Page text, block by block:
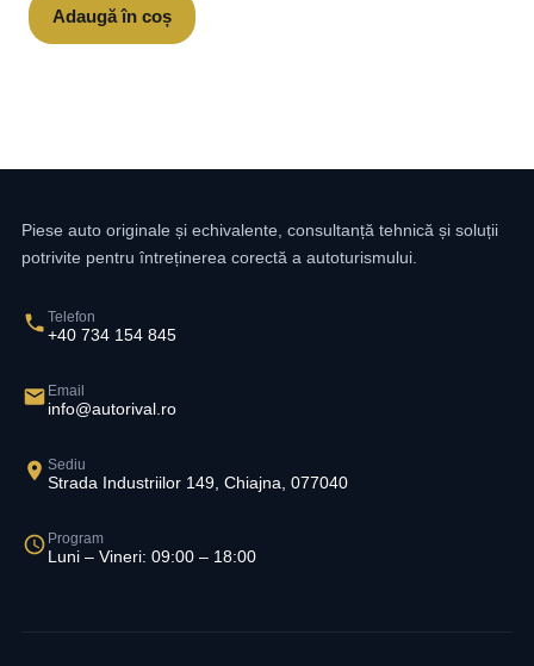
Adaugă în coș
Piese auto originale și echivalente, consultanță tehnică și soluții
potrivite pentru întreținerea corectă a autoturismului.
Telefon
+40 734 154 845
Email
info@autorival.ro
Sediu
Strada Industriilor 149, Chiajna, 077040
Program
Luni – Vineri: 09:00 – 18:00